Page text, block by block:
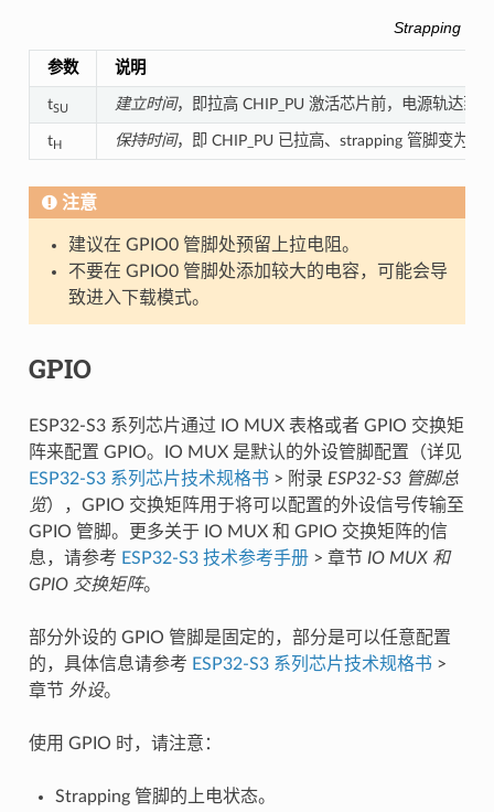
Strapping 管
参数 说明
tSU 建立时间，即拉高 CHIP_PU 激活芯片前，电源轨达到
tH 保持时间，即 CHIP_PU 已拉高、strapping 管脚变为
注意
建议在 GPIO0 管脚处预留上拉电阻。
不要在 GPIO0 管脚处添加较大的电容，可能会导
致进入下载模式。
GPIO
ESP32-S3 系列芯片通过 IO MUX 表格或者 GPIO 交换矩
阵来配置 GPIO。IO MUX 是默认的外设管脚配置（详见
ESP32-S3 系列芯片技术规格书 > 附录 ESP32-S3 管脚总
览），GPIO 交换矩阵用于将可以配置的外设信号传输至
GPIO 管脚。更多关于 IO MUX 和 GPIO 交换矩阵的信
息，请参考 ESP32-S3 技术参考手册> 章节 IO MUX 和
GPIO 交换矩阵。
部分外设的 GPIO 管脚是固定的，部分是可以任意配置
的，具体信息请参考 ESP32-S3 系列芯片技术规格书 >
章节 外设。
使用 GPIO 时，请注意：
Strapping 管脚的上电状态。